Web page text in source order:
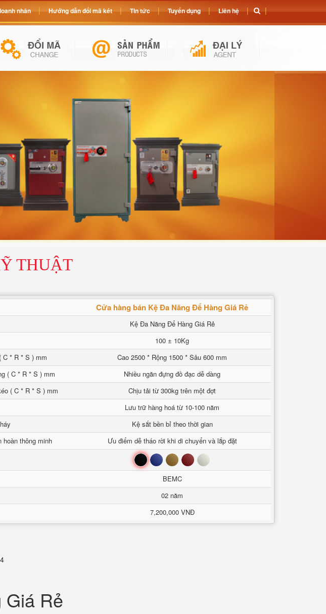
THUẬT
Cửa hàng bán Kệ Đa Năng Để Hàng Giá Rẻ
Kệ Đa Năng Để Hàng Giá Rẻ
100 ± 10Kg
C * R * S ) mm
Cao 2500 * Rộng 1500 * Sâu 600 mm
( C * R * S ) mm
Nhiều ngăn đựng đồ đạc dễ dàng
( C * R * S ) mm
Chịu tải từ 300kg trên một đợt
Lưu trữ hàng hoá từ 10-100 năm
Kệ sắt bền bỉ theo thời gian
hoàn thông minh
Ưu điểm dễ tháo rời khi di chuyển và lắp đặt
Đen Xanh Nâu Đỏ Trắng
BEMC
02 năm
7,200,000 VNĐ
Rẻ
nhân Hướng dẫn đổi mã két Tin tức Tuyển dụng Liên hệ